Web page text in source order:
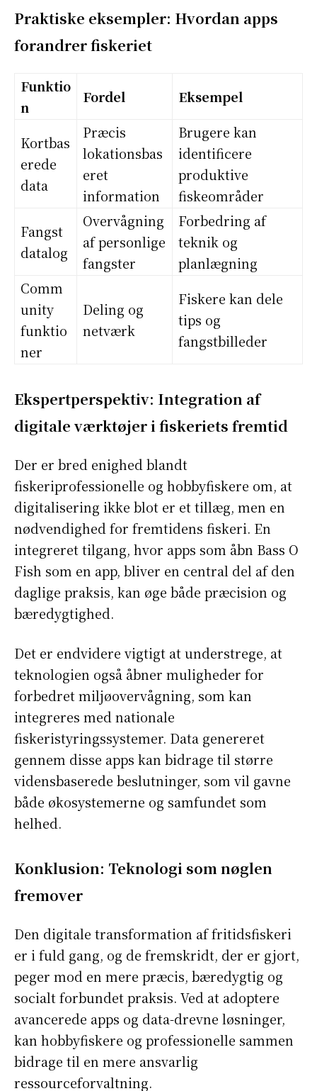
Praktiske eksempler: Hvordan apps
forandrer fiskeriet
Funktio
n
Fordel Eksempel
Kortbas
erede
data
Præcis
lokationsbas
eret
information
Brugere kan
identificere
produktive
fiskeområder
Fangst
datalog
Overvågning
af personlige
fangster
Forbedring af
teknik og
planlægning
Comm
unity
funktio
ner
Deling og
netværk
Fiskere kan dele
tips og
fangstbilleder
Ekspertperspektiv: Integration af
digitale værktøjer i fiskeriets fremtid
Der er bred enighed blandt
fiskeriprofessionelle og hobbyfiskere om, at
digitalisering ikke blot er et tillæg, men en
nødvendighed for fremtidens fiskeri. En
integreret tilgang, hvor apps som åbn Bass O
Fish som en app, bliver en central del af den
daglige praksis, kan øge både præcision og
bæredygtighed.
Det er endvidere vigtigt at understrege, at
teknologien også åbner muligheder for
forbedret miljøovervågning, som kan
integreres med nationale
fiskeristyringssystemer. Data genereret
gennem disse apps kan bidrage til større
vidensbaserede beslutninger, som vil gavne
både økosystemerne og samfundet som
helhed.
Konklusion: Teknologi som nøglen
fremover
Den digitale transformation af fritidsfiskeri
er i fuld gang, og de fremskridt, der er gjort,
peger mod en mere præcis, bæredygtig og
socialt forbundet praksis. Ved at adoptere
avancerede apps og data-drevne løsninger,
kan hobbyfiskere og professionelle sammen
bidrage til en mere ansvarlig
ressourceforvaltning.